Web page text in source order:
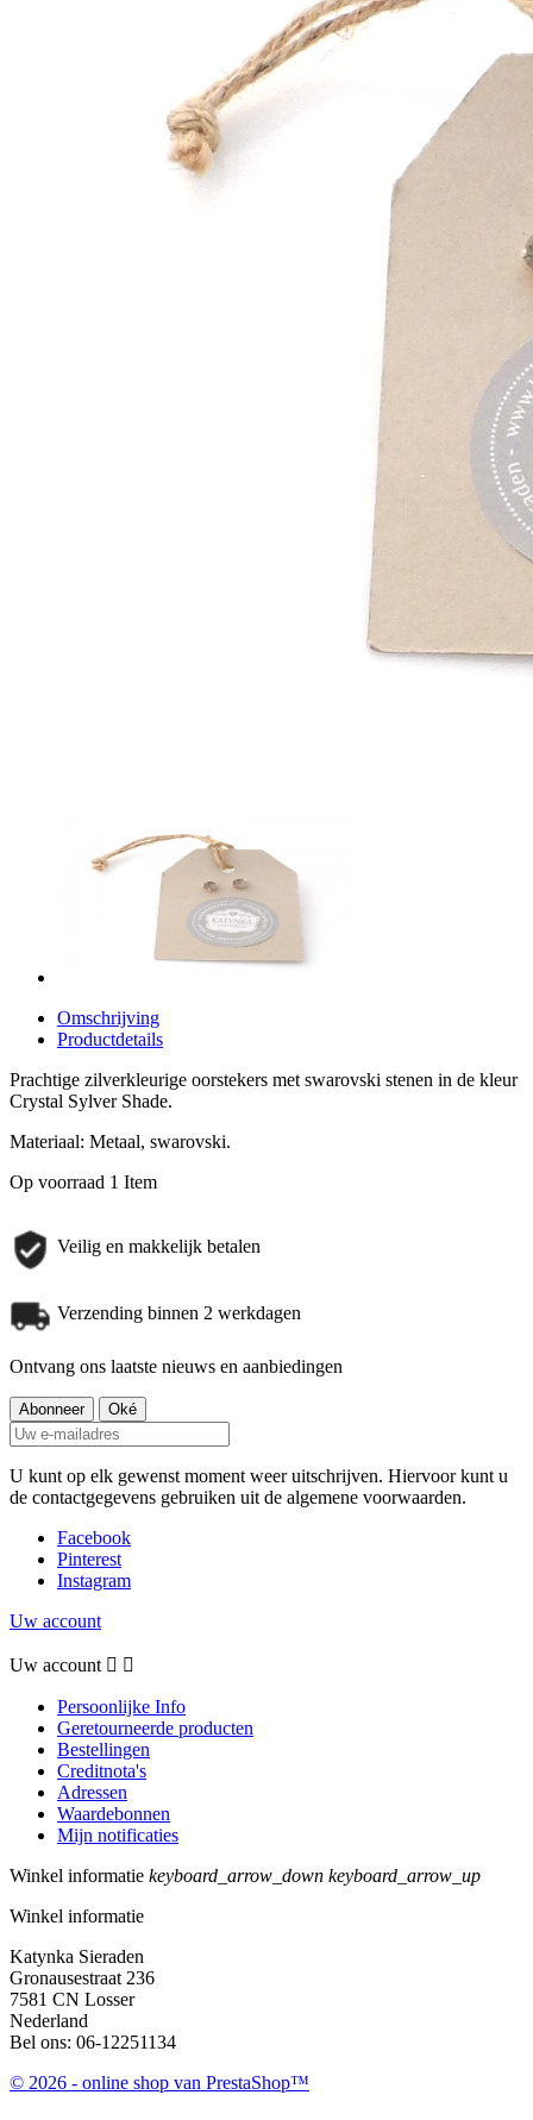
Omschrijving
Productdetails
Prachtige zilverkleurige oorstekers met swarovski stenen in de kleur
Crystal Sylver Shade.
Materiaal: Metaal, swarovski.
Op voorraad 1 Item
Veilig en makkelijk betalen
Verzending binnen 2 werkdagen
Ontvang ons laatste nieuws en aanbiedingen
U kunt op elk gewenst moment weer uitschrijven. Hiervoor kunt u
de contactgegevens gebruiken uit de algemene voorwaarden.
Facebook
Pinterest
Instagram
Uw account
Uw account  
Persoonlijke Info
Geretourneerde producten
Bestellingen
Creditnota's
Adressen
Waardebonnen
Mijn notificaties
Winkel informatie keyboard_arrow_down keyboard_arrow_up
Winkel informatie
Katynka Sieraden
Gronausestraat 236
7581 CN Losser
Nederland
Bel ons: 06-12251134
© 2026 - online shop van PrestaShop™